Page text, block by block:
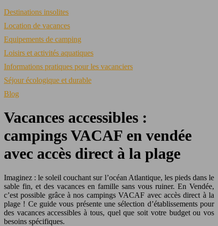
Destinations insolites
Location de vacances
Equipements de camping
Loisirs et activités aquatiques
Informations pratiques pour les vacanciers
Séjour écologique et durable
Blog
Vacances accessibles :
campings VACAF en vendée
avec accès direct à la plage
Imaginez : le soleil couchant sur l’océan Atlantique, les pieds dans le
sable fin, et des vacances en famille sans vous ruiner. En Vendée,
c’est possible grâce à nos campings VACAF avec accès direct à la
plage ! Ce guide vous présente une sélection d’établissements pour
des vacances accessibles à tous, quel que soit votre budget ou vos
besoins spécifiques.